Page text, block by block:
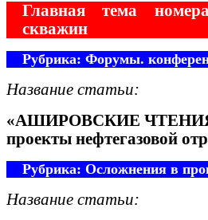
Главная тема
скважин
Рубрика: Форумы.
Название статьи:
«АШИРОВСКИЕ
проекты нефтегазовой
Рубрика: Осложнения в
Название статьи: